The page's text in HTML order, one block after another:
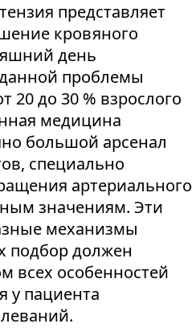
вопрос
представляет
кровяного
день
проблемы
20 до 30 % взрослого
медицина
большой арсенал
специально
артериального
значениям. Эти
механизмы
подбор должен
всех особенностей
у пациента